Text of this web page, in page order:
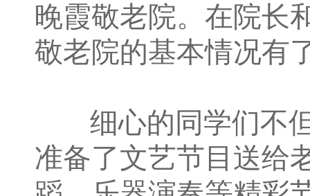
晚霞敬老院。在院长
敬老院的基本情况有
细心的同学们不但
准备了文艺节目送给